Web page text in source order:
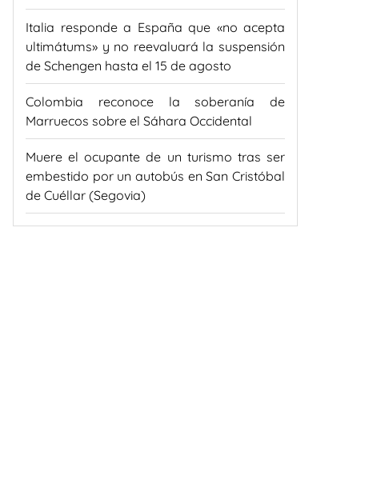
Italia responde a España que «no acepta
ultimátums» y no reevaluará la suspensión
de Schengen hasta el 15 de agosto
Colombia reconoce la soberanía de
Marruecos sobre el Sáhara Occidental
Muere el ocupante de un turismo tras ser
embestido por un autobús en San Cristóbal
de Cuéllar (Segovia)